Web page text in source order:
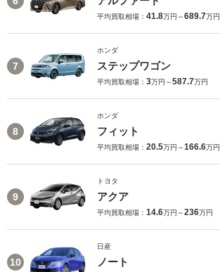
平均買取相場： 41.8万円～689.7万円
7
ホンダ
ステップワゴン
平均買取相場： 3万円～587.7万円
8
ホンダ
フィット
平均買取相場： 20.5万円～166.6万円
9
トヨタ
アクア
平均買取相場： 14.6万円～236万円
10
日産
ノート